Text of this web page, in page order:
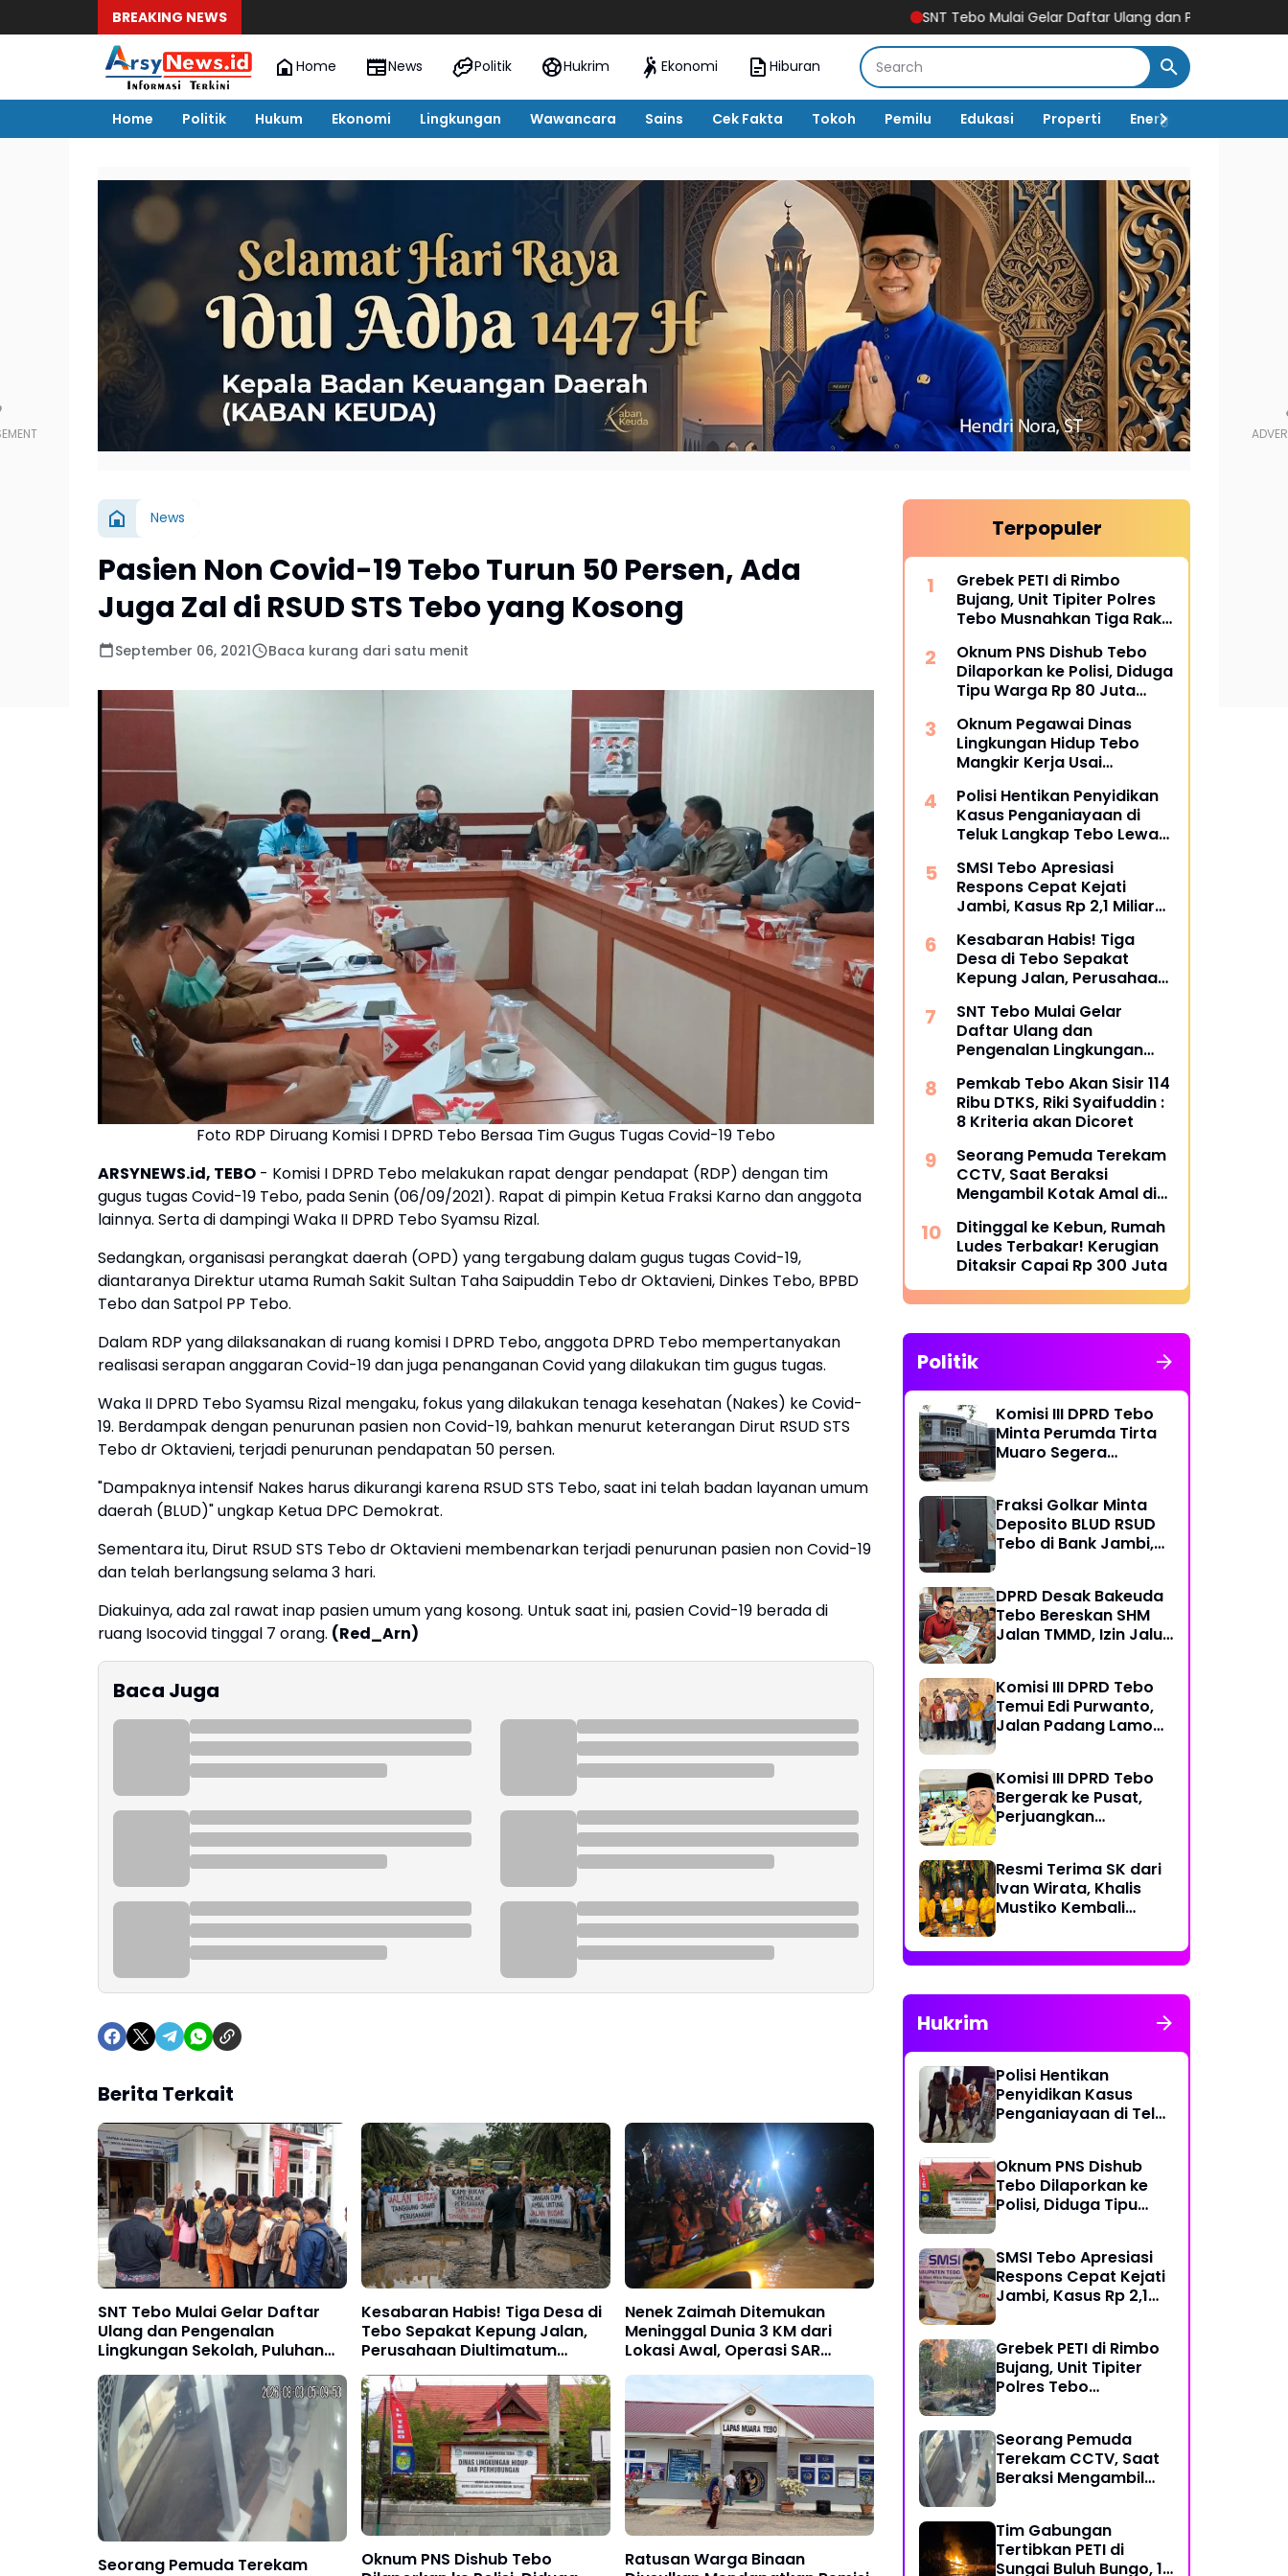
BREAKING NEWS SNT Tebo Mulai Gelar Daftar Ulang dan Pengenalan Lingkungan
Home News Politik Hukrim Ekonomi Hiburan
Home Politik Hukum Ekonomi Lingkungan Wawancara Sains Cek Fakta Tokoh Pemilu Edukasi Properti Energi
News
Pasien Non Covid-19 Tebo Turun 50 Persen, Ada
Juga Zal di RSUD STS Tebo yang Kosong
September 06, 2021 Baca kurang dari satu menit
Foto RDP Diruang Komisi I DPRD Tebo Bersaa Tim Gugus Tugas Covid-19 Tebo
ARSYNEWS.id, TEBO - Komisi I DPRD Tebo melakukan rapat dengar pendapat (RDP) dengan tim
gugus tugas Covid-19 Tebo, pada Senin (06/09/2021). Rapat di pimpin Ketua Fraksi Karno dan anggota
lainnya. Serta di dampingi Waka II DPRD Tebo Syamsu Rizal.
Sedangkan, organisasi perangkat daerah (OPD) yang tergabung dalam gugus tugas Covid-19,
diantaranya Direktur utama Rumah Sakit Sultan Taha Saipuddin Tebo dr Oktavieni, Dinkes Tebo, BPBD
Tebo dan Satpol PP Tebo.
Dalam RDP yang dilaksanakan di ruang komisi I DPRD Tebo, anggota DPRD Tebo mempertanyakan
realisasi serapan anggaran Covid-19 dan juga penanganan Covid yang dilakukan tim gugus tugas.
Waka II DPRD Tebo Syamsu Rizal mengaku, fokus yang dilakukan tenaga kesehatan (Nakes) ke Covid-
19. Berdampak dengan penurunan pasien non Covid-19, bahkan menurut keterangan Dirut RSUD STS
Tebo dr Oktavieni, terjadi penurunan pendapatan 50 persen.
"Dampaknya intensif Nakes harus dikurangi karena RSUD STS Tebo, saat ini telah badan layanan umum
daerah (BLUD)" ungkap Ketua DPC Demokrat.
Sementara itu, Dirut RSUD STS Tebo dr Oktavieni membenarkan terjadi penurunan pasien non Covid-19
dan telah berlangsung selama 3 hari.
Diakuinya, ada zal rawat inap pasien umum yang kosong. Untuk saat ini, pasien Covid-19 berada di
ruang Isocovid tinggal 7 orang. (Red_Arn)
Baca Juga
Berita Terkait
SNT Tebo Mulai Gelar Daftar
Ulang dan Pengenalan
Lingkungan Sekolah, Puluhan
Calon Siswa Hadir Bersama
Orang Tua
Kesabaran Habis! Tiga Desa di
Tebo Sepakat Kepung Jalan,
Perusahaan Diultimatum
Bertanggung Jawab
Nenek Zaimah Ditemukan
Meninggal Dunia 3 KM dari
Lokasi Awal, Operasi SAR
Sungai Nalo Tantan Resmi
Seorang Pemuda Terekam
Oknum PNS Dishub Tebo
Ratusan Warga Binaan
Terpopuler
Grebek PETI di Rimbo
Bujang, Unit Tipiter Polres
Tebo Musnahkan Tiga Rakit
Dibakar
Oknum PNS Dishub Tebo
Dilaporkan ke Polisi, Diduga
Tipu Warga Rp 80 Juta
Oknum Pegawai Dinas
Lingkungan Hidup Tebo
Mangkir Kerja Usai
Bungkam
Polisi Hentikan Penyidikan
Kasus Penganiayaan di
Teluk Langkap Tebo Lewat
Restoratif
SMSI Tebo Apresiasi
Respons Cepat Kejati
Jambi, Kasus Rp 2,1 Miliar
Kesabaran Habis! Tiga
Desa di Tebo Sepakat
Kepung Jalan, Perusahaan
Jawab
SNT Tebo Mulai Gelar
Daftar Ulang dan
Pengenalan Lingkungan
Siswa Hadir Bersama
Orang Tua
Pemkab Tebo Akan Sisir 114
Ribu DTKS, Riki Syaifuddin :
8 Kriteria akan Dicoret
Seorang Pemuda Terekam
CCTV, Saat Beraksi
Mengambil Kotak Amal di
Ditinggal ke Kebun, Rumah
Ludes Terbakar! Kerugian
Ditaksir Capai Rp 300 Juta
Politik
Komisi III DPRD Tebo
Minta Perumda Tirta
Muaro Segera
Jambi
Fraksi Golkar Minta
Deposito BLUD RSUD
Tebo di Bank Jambi,
Perintis
DPRD Desak Bakeuda
Tebo Bereskan SHM
Jalan TMMD, Izin Jalur
Komisi III DPRD Tebo
Temui Edi Purwanto,
Jalan Padang Lamo
Komisi III DPRD Tebo
Bergerak ke Pusat,
Perjuangkan
Resmi Terima SK dari
Ivan Wirata, Khalis
Mustiko Kembali
Liga Marisa Jadi
Sekretaris
Hukrim
Polisi Hentikan
Penyidikan Kasus
Penganiayaan di Teluk
Restoratif
Oknum PNS Dishub
Tebo Dilaporkan ke
Polisi, Diduga Tipu
Kerja
SMSI Tebo Apresiasi
Respons Cepat Kejati
Jambi, Kasus Rp 2,1
Grebek PETI di Rimbo
Bujang, Unit Tipiter
Polres Tebo
Cara Dibakar
Seorang Pemuda
Terekam CCTV, Saat
Beraksi Mengambil
Tim Gabungan
Tertibkan PETI di
Sungai Buluh Bungo, 15